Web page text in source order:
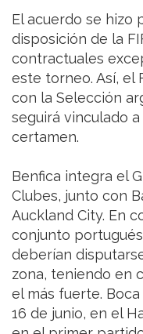
El acuerdo se hizo
disposición de la
contractuales
este torneo. Así, el
con la Selección
seguirá vinculado
certamen.
Benfica integra el
Clubes, junto con
Auckland City. En
conjunto
deberían
zona, teniendo en
el más fuerte.
16 de junio, en el